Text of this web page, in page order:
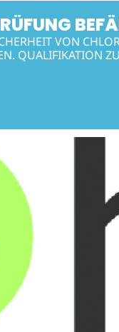
VON
QUALIFIKATION